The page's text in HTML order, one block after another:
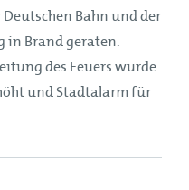
Bahn und der
in Brand geraten.
des Feuers wurde
und Stadtalarm für